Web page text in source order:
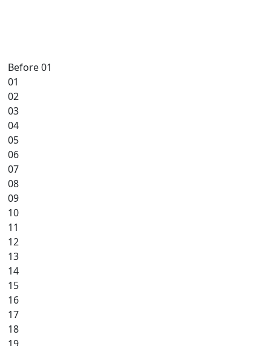
Before 01
01
02
03
04
05
06
07
08
09
10
11
12
13
14
15
16
17
18